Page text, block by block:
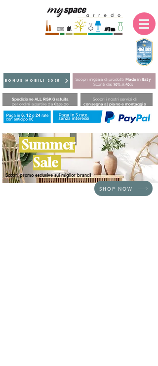
BONUS MOBILI 2025 Scopri migliaia di prodotti Made in Italy
Sconti dal 30%al50%
Spedizione ALL RISK Gratuita
per ordini a partire da €149,00
Scopri i nostri servizi di
consegna al piano e montaggio
Summer
Sale
SHOP NOW
Scopri promo esclusive sui miglior brand!